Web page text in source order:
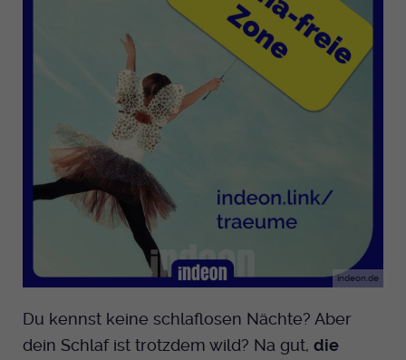
indeon.de
Du kennst keine schlaflosen Nächte? Aber
dein Schlaf ist trotzdem wild? Na gut, die